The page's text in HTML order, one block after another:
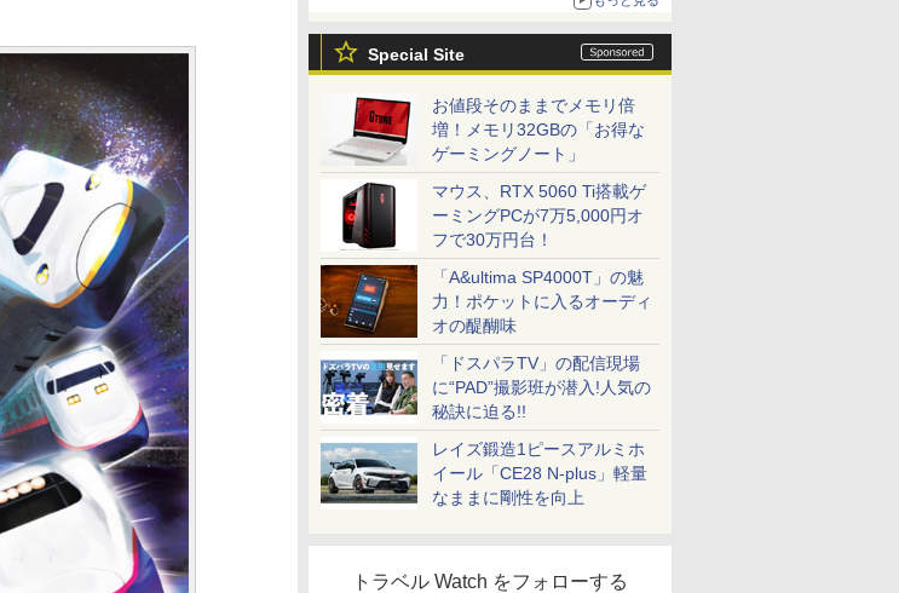
Special Site
お値段そのままでメモリ倍
増！メモリ32GBの「お得な
ゲーミングノート」
マウス、RTX 5060 Ti搭載ゲ
ーミングPCが7万5,000円オ
フで30万円台！
「A&ultima SP4000T」の魅
力！ポケットに入るオーディ
オの醍醐味
「ドスパラTV」の配信現場
に“PAD”撮影班が潜入!人気の
秘訣に迫る!!
レイズ鍛造1ピースアルミホ
イール「CE28 N-plus」軽量
なままに剛性を向上
トラベル Watch をフォローする